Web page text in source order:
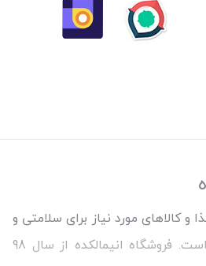
کالاهای مورد نیاز برای سلامتی و
رفاه سگ و گربه خانگی است. فروشگاه انیمالکده از سال 98